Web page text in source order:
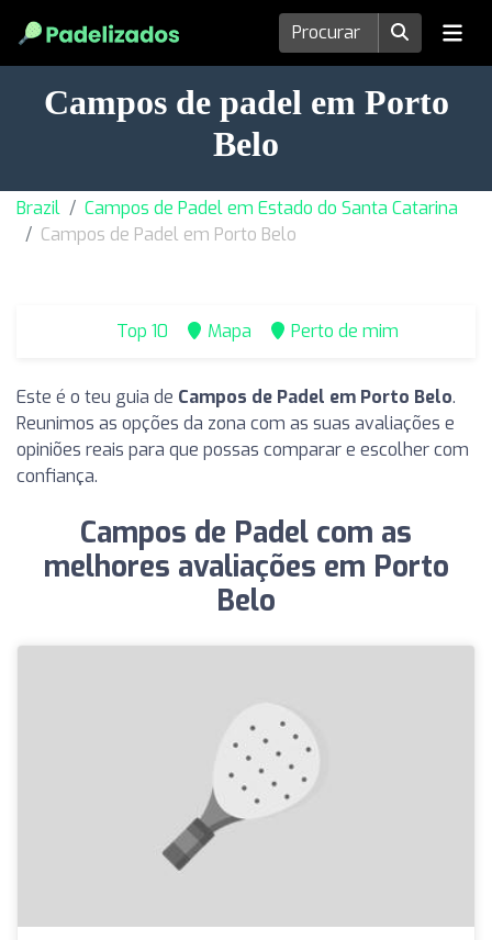
Campos de padel em Porto
Belo
Brazil
Campos de Padel em Estado do Santa Catarina
Campos de Padel em Porto Belo
Top 10 Mapa Perto de mim
Este é o teu guia de Campos de Padel em Porto Belo.
Reunimos as opções da zona com as suas avaliações e
opiniões reais para que possas comparar e escolher com
confiança.
Campos de Padel com as
melhores avaliações em Porto
Belo